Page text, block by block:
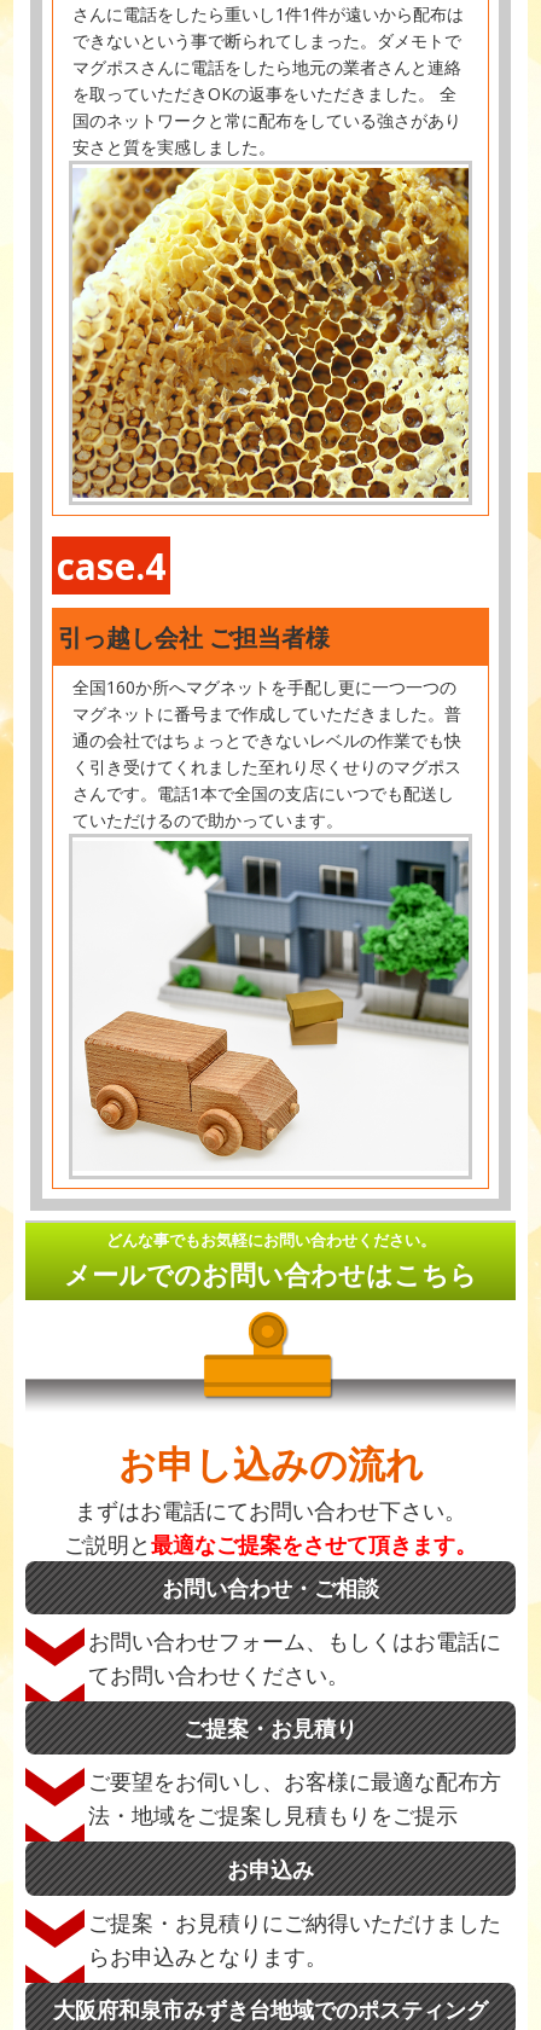
さんに電話をしたら重いし1件1件が遠いから配布は
できないという事で断られてしまった。ダメモトで
マグポスさんに電話をしたら地元の業者さんと連絡
を取っていただきOKの返事をいただきました。 全
国のネットワークと常に配布をしている強さがあり
安さと質を実感しました。
case.4
引っ越し会社 ご担当者様
全国160か所へマグネットを手配し更に一つ一つの
マグネットに番号まで作成していただきました。普
通の会社ではちょっとできないレベルの作業でも快
く引き受けてくれました至れり尽くせりのマグポス
さんです。電話1本で全国の支店にいつでも配送し
ていただけるので助かっています。
どんな事でもお気軽にお問い合わせください。
メールでのお問い合わせはこちら
お申し込みの流れ
まずはお電話にてお問い合わせ下さい。
ご説明と最適なご提案をさせて頂きます。
お問い合わせ・ご相談
お問い合わせフォーム、もしくはお電話に
てお問い合わせください。
ご提案・お見積り
ご要望をお伺いし、お客様に最適な配布方
法・地域をご提案し見積もりをご提示
お申込み
ご提案・お見積りにご納得いただけました
らお申込みとなります。
大阪府和泉市みずき台地域でのポスティング